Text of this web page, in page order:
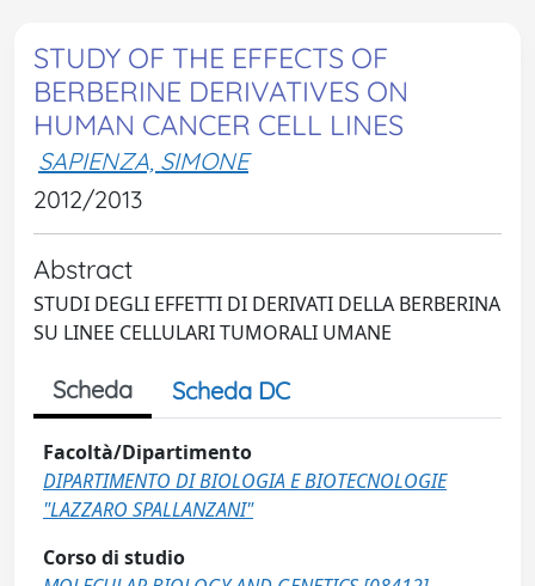
STUDY OF THE EFFECTS OF
BERBERINE DERIVATIVES ON
HUMAN CANCER CELL LINES
SAPIENZA, SIMONE
2012/2013
Abstract
STUDI DEGLI EFFETTI DI DERIVATI DELLA BERBERINA
SU LINEE CELLULARI TUMORALI UMANE
Scheda Scheda DC
Facoltà/Dipartimento
DIPARTIMENTO DI BIOLOGIA E BIOTECNOLOGIE
"LAZZARO SPALLANZANI"
Corso di studio